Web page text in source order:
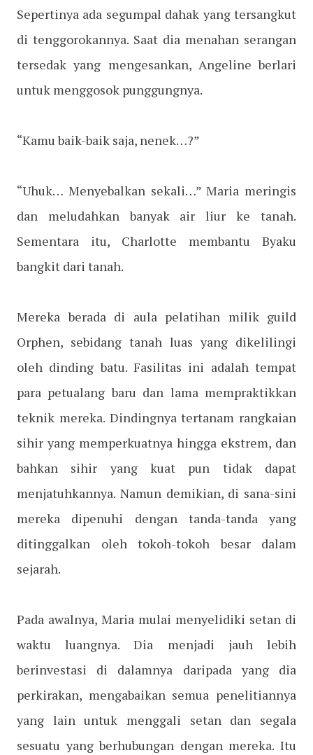
Sepertinya ada segumpal dahak yang tersangkut
di tenggorokannya. Saat dia menahan serangan
tersedak yang mengesankan, Angeline berlari
untuk menggosok punggungnya.
“Kamu baik-baik saja, nenek…?”
“Uhuk… Menyebalkan sekali…” Maria meringis
dan meludahkan banyak air liur ke tanah.
Sementara itu, Charlotte membantu Byaku
bangkit dari tanah.
Mereka berada di aula pelatihan milik guild
Orphen, sebidang tanah luas yang dikelilingi
oleh dinding batu. Fasilitas ini adalah tempat
para petualang baru dan lama mempraktikkan
teknik mereka. Dindingnya tertanam rangkaian
sihir yang memperkuatnya hingga ekstrem, dan
bahkan sihir yang kuat pun tidak dapat
menjatuhkannya. Namun demikian, di sana-sini
mereka dipenuhi dengan tanda-tanda yang
ditinggalkan oleh tokoh-tokoh besar dalam
sejarah.
Pada awalnya, Maria mulai menyelidiki setan di
waktu luangnya. Dia menjadi jauh lebih
berinvestasi di dalamnya daripada yang dia
perkirakan, mengabaikan semua penelitiannya
yang lain untuk menggali setan dan segala
sesuatu yang berhubungan dengan mereka. Itu